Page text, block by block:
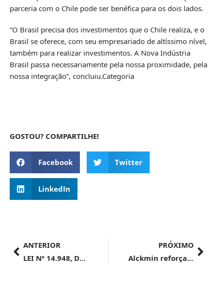
parceria com o Chile pode ser benéfica para os dois lados.
“O Brasil precisa dos investimentos que o Chile realiza, e o
Brasil se oferece, com seu empresariado de altíssimo nível,
também para realizar investimentos. A Nova Indústria
Brasil passa necessariamente pela nossa proximidade, pela
nossa integração”, concluiu.Categoria
GOSTOU? COMPARTILHE!
Facebook Twitter
LinkedIn
ANTERIOR
LEI Nº 14.948, DE 2 DE AGOSTO DE 2024
PRÓXIMO
Alckmin reforça compromisso com a indústria do aço e destaca medidas para ampliar a competitividade do setor